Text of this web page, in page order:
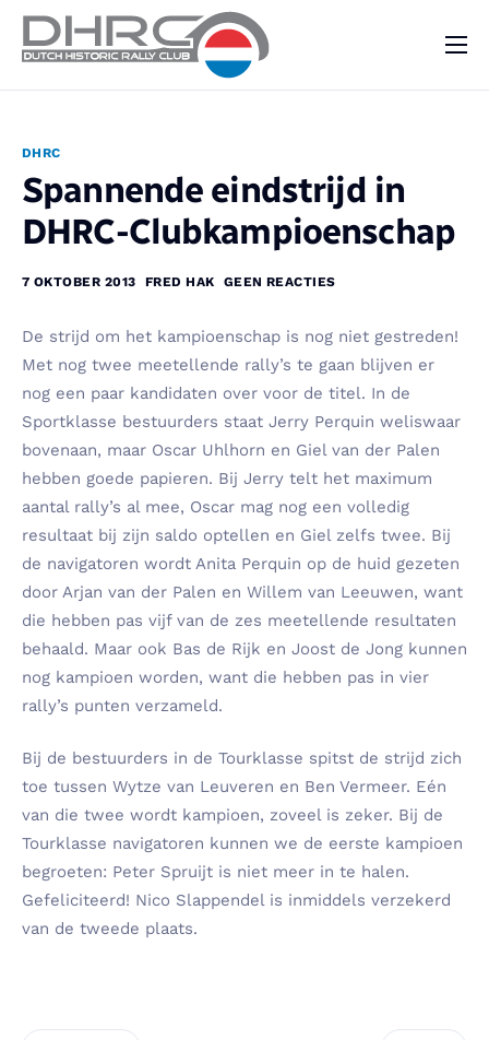
Vraag & Aanbod
Nieuws
DHRC
Spannende eindstrijd in
DHRC-Clubkampioenschap
7 OKTOBER 2013 FRED HAK GEEN REACTIES
De strijd om het kampioenschap is nog niet gestreden!
Met nog twee meetellende rally’s te gaan blijven er
nog een paar kandidaten over voor de titel. In de
Sportklasse bestuurders staat Jerry Perquin weliswaar
bovenaan, maar Oscar Uhlhorn en Giel van der Palen
hebben goede papieren. Bij Jerry telt het maximum
aantal rally’s al mee, Oscar mag nog een volledig
resultaat bij zijn saldo optellen en Giel zelfs twee. Bij
de navigatoren wordt Anita Perquin op de huid gezeten
door Arjan van der Palen en Willem van Leeuwen, want
die hebben pas vijf van de zes meetellende resultaten
behaald. Maar ook Bas de Rijk en Joost de Jong kunnen
nog kampioen worden, want die hebben pas in vier
rally’s punten verzameld.
Bij de bestuurders in de Tourklasse spitst de strijd zich
toe tussen Wytze van Leuveren en Ben Vermeer. Eén
van die twee wordt kampioen, zoveel is zeker. Bij de
Tourklasse navigatoren kunnen we de eerste kampioen
begroeten: Peter Spruijt is niet meer in te halen.
Gefeliciteerd! Nico Slappendel is inmiddels verzekerd
van de tweede plaats.